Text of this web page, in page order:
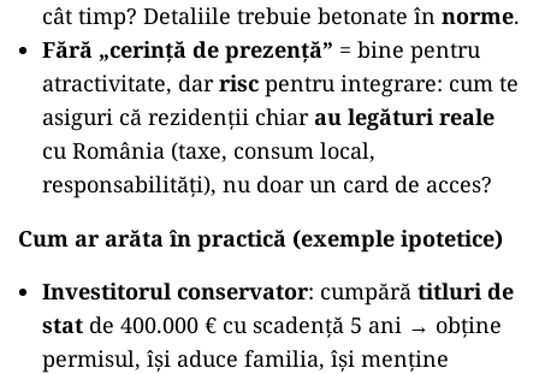
cât timp? Detaliile trebuie betonate în norme.
Fără „cerință de prezență” = bine pentru
atractivitate, darrisc pentru integrare: cum te
asiguri că rezidenții chiarau legături reale
cu România (taxe, consum local,
responsabilități), nu doar un card de acces?
Cum ar arăta în practică (exemple ipotetice)
Investitorul conservator: cumpără titluri de
stat de 400.000 € cu scadență 5 ani → obține
permisul, își aduce familia, își menține